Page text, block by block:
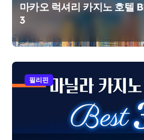
마카오 럭셔리 카지노 호텔
3
필리핀